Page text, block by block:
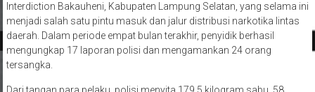
menjadi salah satu pintu masuk dan jalur distribusi narkotika lintas
daerah. Dalam periode empat bulan terakhir, penyidik berhasil
mengungkap 17 laporan polisi dan mengamankan 24 orang
tersangka.